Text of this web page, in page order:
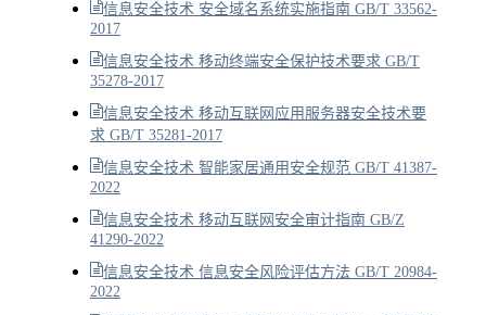
信息安全技术 安全域名系统实施指南 GB/T 33562-
2017
信息安全技术 移动终端安全保护技术要求 GB/T
35278-2017
信息安全技术 移动互联网应用服务器安全技术要
求 GB/T 35281-2017
信息安全技术 智能家居通用安全规范 GB/T 41387-
2022
信息安全技术 移动互联网安全审计指南 GB/Z
41290-2022
信息安全技术 信息安全风险评估方法 GB/T 20984-
2022